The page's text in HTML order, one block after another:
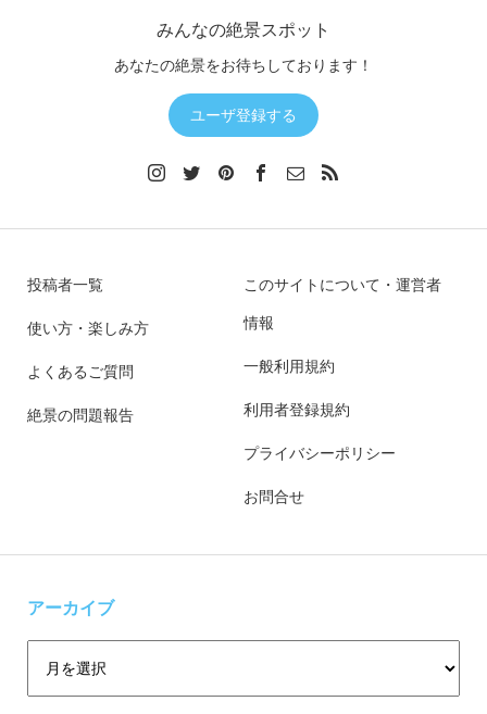
みんなの絶景スポット
あなたの絶景をお待ちしております！
ユーザ登録する
投稿者一覧
使い方・楽しみ方
よくあるご質問
絶景の問題報告
このサイトについて・運営者
情報
一般利用規約
利用者登録規約
プライバシーポリシー
お問合せ
アーカイブ